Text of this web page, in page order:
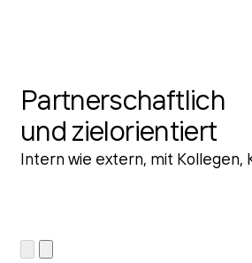
Partnerschaftlich
und zielorientiert
Intern wie extern, mit Kollegen,